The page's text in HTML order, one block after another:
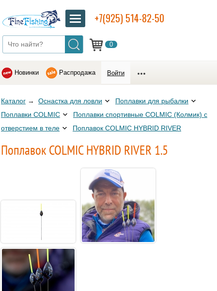
0
+7(925) 514-82-50
Новинки Распродажа Войти
Каталог → Оснастка для ловли
Поплавки для рыбалки
Поплавки COLMIC
Поплавки спортивные COLMIC (Колмик) с
отверстием в теле
Поплавок COLMIC HYBRID RIVER
Поплавок COLMIC HYBRID RIVER 1.5